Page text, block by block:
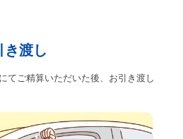
き渡し
てご精算いただいた後、お引き渡し